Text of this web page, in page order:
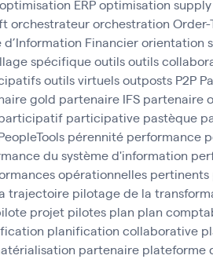
optimisation ERPoptimisation
orchestrateurorchestration Order-
d’Information Financierorientation
spécifiqueoutilsoutils
outils virtuelsoutposts P2P
gold partenaire IFS partenaire
participative pastèque
pérennité performance
du système d'information
opérationnelles pertinents
trajectoire pilotage de la
projet pilotes plan plan
planification collaborative
partenaire plateforme